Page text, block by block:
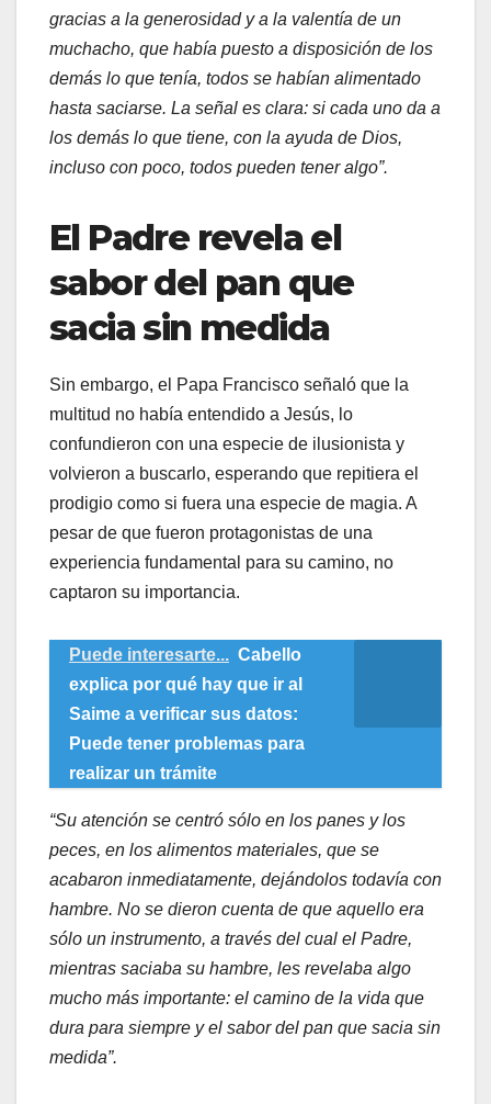
gracias a la generosidad y a la valentía de un
muchacho, que había puesto a disposición de los
demás lo que tenía, todos se habían alimentado
hasta saciarse. La señal es clara: si cada uno da a
los demás lo que tiene, con la ayuda de Dios,
incluso con poco, todos pueden tener algo”.
El Padre revela el
sabor del pan que
sacia sin medida
Sin embargo, el Papa Francisco señaló que la
multitud no había entendido a Jesús, lo
confundieron con una especie de ilusionista y
volvieron a buscarlo, esperando que repitiera el
prodigio como si fuera una especie de magia. A
pesar de que fueron protagonistas de una
experiencia fundamental para su camino, no
captaron su importancia.
Puede interesarte... Cabello
explica por qué hay que ir al
Saime a verificar sus datos:
Puede tener problemas para
realizar un trámite
“Su atención se centró sólo en los panes y los
peces, en los alimentos materiales, que se
acabaron inmediatamente, dejándolos todavía con
hambre. No se dieron cuenta de que aquello era
sólo un instrumento, a través del cual el Padre,
mientras saciaba su hambre, les revelaba algo
mucho más importante: el camino de la vida que
dura para siempre y el sabor del pan que sacia sin
medida”.